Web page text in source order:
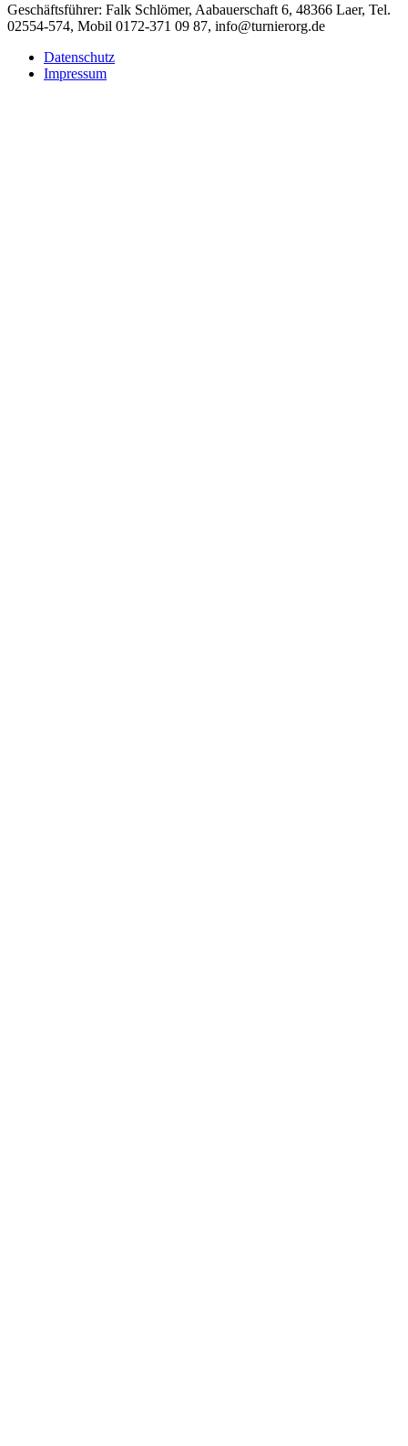
Geschäftsführer: Falk Schlömer, Aabauerschaft 6, 48366 Laer, Tel.
02554-574, Mobil 0172-371 09 87, info@turnierorg.de
Datenschutz
Impressum